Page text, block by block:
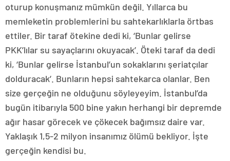
oturup konuşmanız mümkün değil. Yıllarca bu
memleketin problemlerini bu sahtekarlıklarla örtbas
ettiler. Bir taraf ötekine dedi ki, ‘Bunlar gelirse
PKK’lılar su sayaçlarını okuyacak’. Öteki taraf da dedi
ki, ‘Bunlar gelirse İstanbul’un sokaklarını şeriatçılar
dolduracak’. Bunların hepsi sahtekarca olanlar. Ben
size gerçeğin ne olduğunu söyleyeyim. İstanbul’da
bugün itibarıyla 500 bine yakın herhangi bir depremde
ağır hasar görecek ve çökecek bağımsız daire var.
Yaklaşık 1,5-2 milyon insanımız ölümü bekliyor. İşte
gerçeğin kendisi bu.